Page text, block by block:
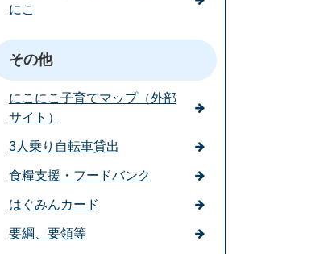
にこ
その他
にこにこ子育てマップ（外部
サイト）
3人乗り自転車貸出
食糧支援・フードバンク
はぐみんカード
要綱、要領等